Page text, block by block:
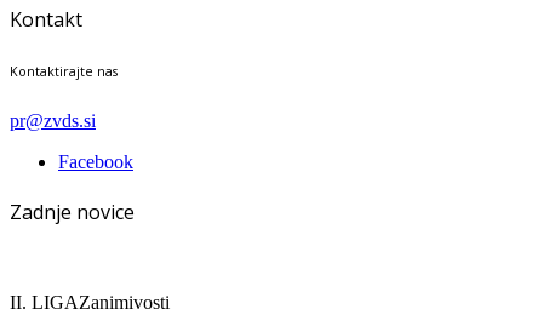
Kontakt
Kontaktirajte nas
pr@zvds.si
Facebook
Zadnje novice
II. LIGAZanimivosti